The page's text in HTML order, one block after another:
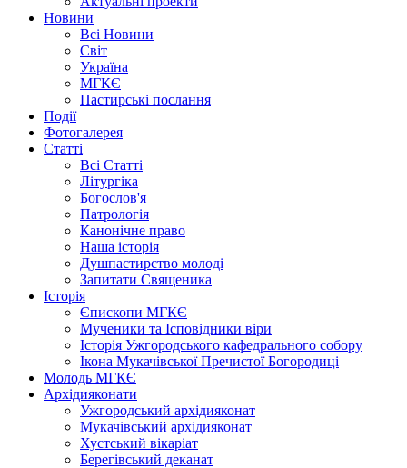
Новини
Всі Новини
Світ
Україна
МГКЄ
Пастирські послання
Події
Фотогалерея
Статті
Всі Статті
Літургіка
Богослов'я
Патрологія
Канонічне право
Наша історія
Душпастирство молоді
Запитати Священика
Історія
Єпископи МГКЄ
Мученики та Ісповідники віри
Історія Ужгородського кафедрального собору
Ікона Мукачівської Пречистої Богородиці
Молодь МГКЄ
Архідияконати
Ужгородський архідияконат
Мукачівський архідияконат
Хустський вікаріат
Берегівський деканат